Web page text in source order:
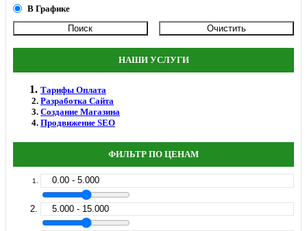
В Графике
НАШИ УСЛУГИ
Тарифы Оплата
Разработка Сайта
Создание Магазина
Продвижение SEO
ФИЛЬТР ПО ЦЕНАМ
0.00 - 5.000
5.000 - 15.000